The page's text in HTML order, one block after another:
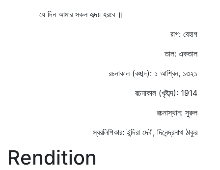
যে দিন আমার সকল হৃদয় হরবে ॥
রাগ: বেহাগ
তাল: একতাল
রচনাকাল (বঙ্গাব্দ): ১ আশ্বিন, ১৩২১
রচনাকাল (খৃষ্টাব্দ): 1914
রচনাস্থান: সুরুল
স্বরলিপিকার: ইন্দিরা দেবী, দিনেন্দ্রনাথ ঠাকুর
Rendition